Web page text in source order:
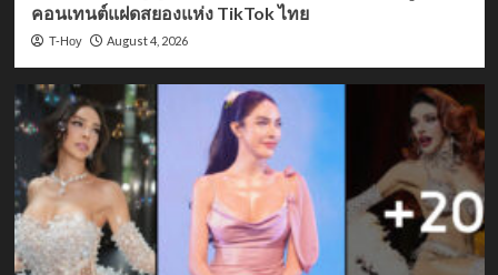
คอนเทนต์แฝดสยองแห่ง TikTok ไทย
T-Hoy August 4, 2026